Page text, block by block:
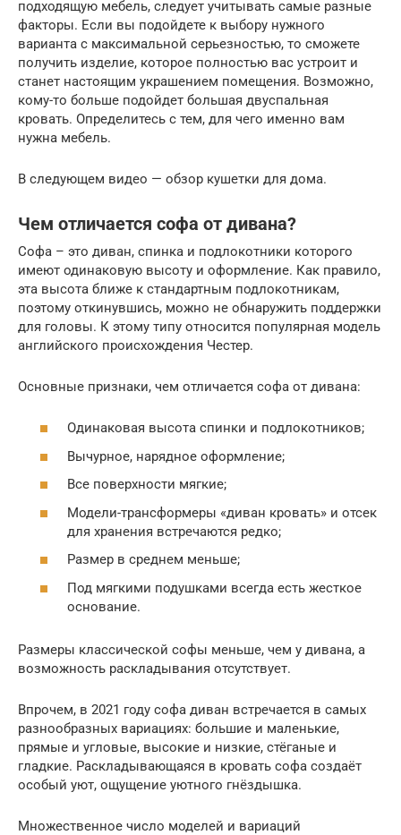
подходящую мебель, следует учитывать самые разные
факторы. Если вы подойдете к выбору нужного
варианта с максимальной серьезностью, то сможете
получить изделие, которое полностью вас устроит и
станет настоящим украшением помещения. Возможно,
кому-то больше подойдет большая двуспальная
кровать. Определитесь с тем, для чего именно вам
нужна мебель.
В следующем видео — обзор кушетки для дома.
Чем отличается софа от дивана?
Софа – это диван, спинка и подлокотники которого
имеют одинаковую высоту и оформление. Как правило,
эта высота ближе к стандартным подлокотникам,
поэтому откинувшись, можно не обнаружить поддержки
для головы. К этому типу относится популярная модель
английского происхождения Честер.
Основные признаки, чем отличается софа от дивана:
Одинаковая высота спинки и подлокотников;
Вычурное, нарядное оформление;
Все поверхности мягкие;
Модели-трансформеры «диван кровать» и отсек
для хранения встречаются редко;
Размер в среднем меньше;
Под мягкими подушками всегда есть жесткое
основание.
Размеры классической софы меньше, чем у дивана, а
возможность раскладывания отсутствует.
Впрочем, в 2021 году софа диван встречается в самых
разнообразных вариациях: большие и маленькие,
прямые и угловые, высокие и низкие, стёганые и
гладкие. Раскладывающаяся в кровать софа создаёт
особый уют, ощущение уютного гнёздышка.
Множественное число моделей и вариаций